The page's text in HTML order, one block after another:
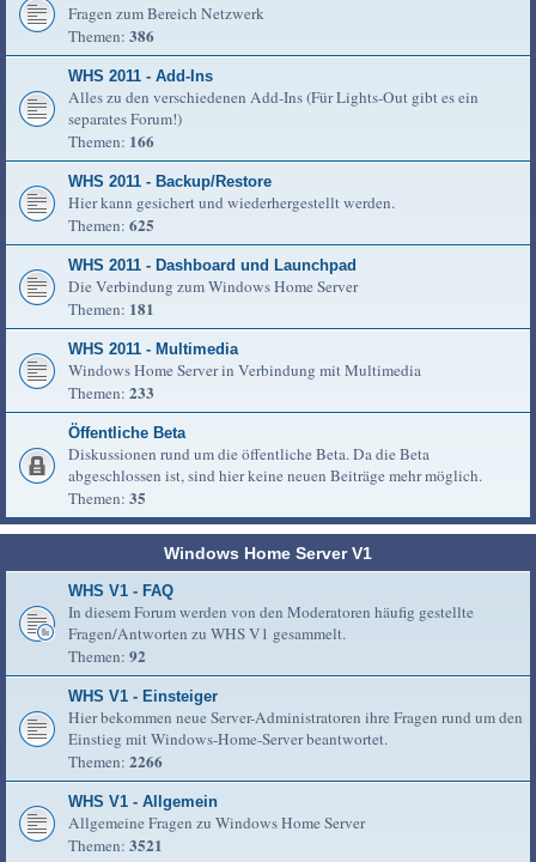
Fragen zum Bereich Netzwerk
Themen: 386
WHS 2011 - Add-Ins
Alles zu den verschiedenen Add-Ins (Für Lights-Out gibt es ein
separates Forum!)
Themen: 166
WHS 2011 - Backup/Restore
Hier kann gesichert und wiederhergestellt werden.
Themen: 625
WHS 2011 - Dashboard und Launchpad
Die Verbindung zum Windows Home Server
Themen: 181
WHS 2011 - Multimedia
Windows Home Server in Verbindung mit Multimedia
Themen: 233
Öffentliche Beta
Diskussionen rund um die öffentliche Beta. Da die Beta
abgeschlossen ist, sind hier keine neuen Beiträge mehr möglich.
Themen: 35
Windows Home Server V1
WHS V1 - FAQ
In diesem Forum werden von den Moderatoren häufig gestellte
Fragen/Antworten zu WHS V1 gesammelt.
Themen: 92
WHS V1 - Einsteiger
Hier bekommen neue Server-Administratoren ihre Fragen rund um den
Einstieg mit Windows-Home-Server beantwortet.
Themen: 2266
WHS V1 - Allgemein
Allgemeine Fragen zu Windows Home Server
Themen: 3521